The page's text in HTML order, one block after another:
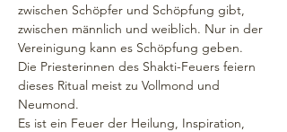
zwischen Schöpfer und Schöpfung gibt,
zwischen männlich und weiblich. Nur in der
Vereinigung kann es Schöpfung geben.
Die Priesterinnen des Shakti-Feuers feiern
dieses Ritual meist zu Vollmond und
Neumond.
Es ist ein Feuer der Heilung, Inspiration,